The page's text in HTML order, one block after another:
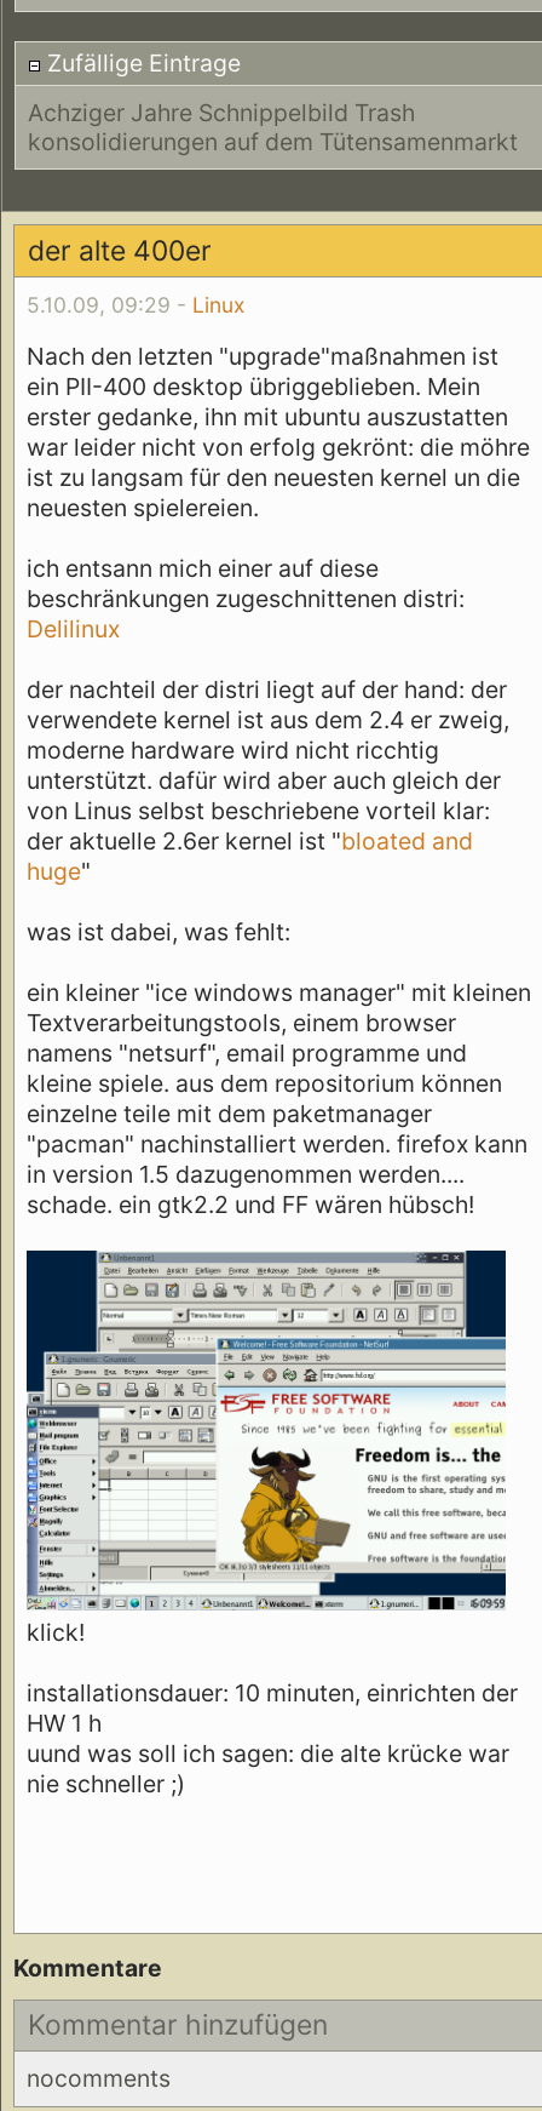
Zufällige Eintrage
Achziger Jahre Schnippelbild Trash
konsolidierungen auf dem Tütensamenmarkt
der alte 400er
5.10.09, 09:29 - Linux
Nach den letzten "upgrade"maßnahmen ist
ein PII-400 desktop übriggeblieben. Mein
erster gedanke, ihn mit ubuntu auszustatten
war leider nicht von erfolg gekrönt: die möhre
ist zu langsam für den neuesten kernel un die
neuesten spielereien.
ich entsann mich einer auf diese
beschränkungen zugeschnittenen distri:
Delilinux
der nachteil der distri liegt auf der hand: der
verwendete kernel ist aus dem 2.4 er zweig,
moderne hardware wird nicht ricchtig
unterstützt. dafür wird aber auch gleich der
von Linus selbst beschriebene vorteil klar:
der aktuelle 2.6er kernel ist "bloated and
huge"
was ist dabei, was fehlt:
ein kleiner "ice windows manager" mit kleinen
Textverarbeitungstools, einem browser
namens "netsurf", email programme und
kleine spiele. aus dem repositorium können
einzelne teile mit dem paketmanager
"pacman" nachinstalliert werden. firefox kann
in version 1.5 dazugenommen werden....
schade. ein gtk2.2 und FF wären hübsch!
klick!
installationsdauer: 10 minuten, einrichten der
HW 1 h
uund was soll ich sagen: die alte krücke war
nie schneller ;)
Kommentare
Kommentar hinzufügen
nocomments